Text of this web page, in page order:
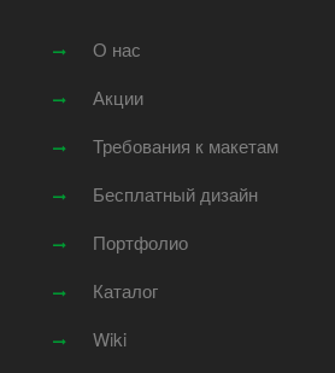
О нас
Акции
Требования к макетам
Бесплатный дизайн
Портфолио
Каталог
Wiki